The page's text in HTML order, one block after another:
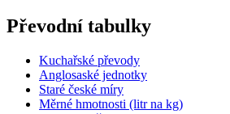
Převodní tabulky
Kuchařské převody
Anglosaské jednotky
Staré české míry
Měrné hmotnosti (litr na kg)